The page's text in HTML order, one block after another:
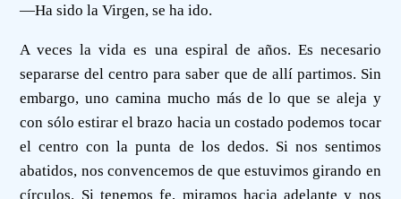
—Ha sido la Virgen, se ha ido.
A veces la vida es una espiral de años. Es necesario
separarse del centro para saber que de allí partimos. Sin
embargo, uno camina mucho más de lo que se aleja y
con sólo estirar el brazo hacia un costado podemos tocar
el centro con la punta de los dedos. Si nos sentimos
abatidos, nos convencemos de que estuvimos girando en
círculos. Si tenemos fe, miramos hacia adelante y nos